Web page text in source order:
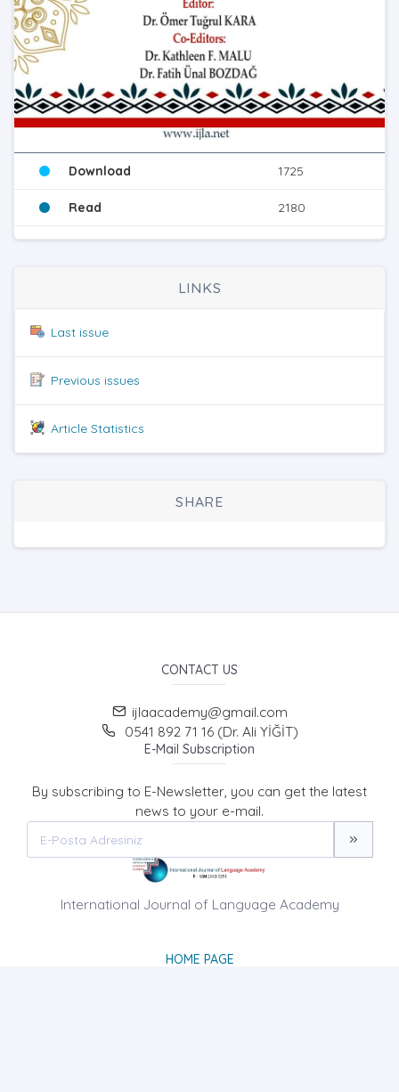
Download 1725
Read 2180
LINKS
Last issue
Previous issues
Article Statistics
SHARE
CONTACT US
ijlaacademy@gmail.com
0541 892 71 16 (Dr. Ali YİĞİT)
E-Mail Subscription
By subscribing to E-Newsletter, you can get the latest
news to your e-mail.
International Journal of Language Academy
HOME PAGE